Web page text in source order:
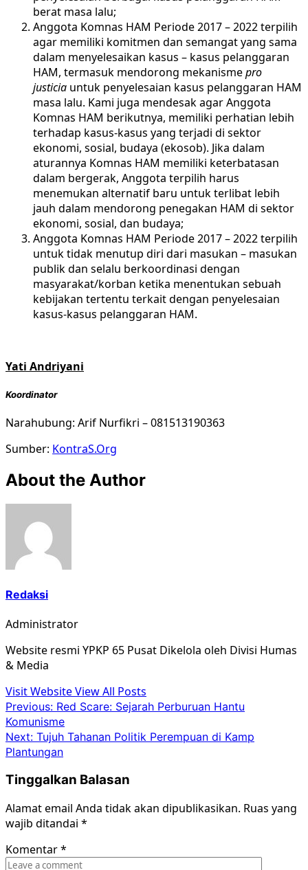
berat masa lalu;
Anggota Komnas HAM Periode 2017 – 2022 terpilih
agar memiliki komitmen dan semangat yang sama
dalam menyelesaikan kasus – kasus pelanggaran
HAM, termasuk mendorong mekanismepro
justicia untuk penyelesaian kasus pelanggaran HAM
masa lalu. Kami juga mendesak agar Anggota
Komnas HAM berikutnya, memiliki perhatian lebih
terhadap kasus-kasus yang terjadi di sektor
ekonomi, sosial, budaya (ekosob). Jika dalam
aturannya Komnas HAM memiliki keterbatasan
dalam bergerak, Anggota terpilih harus
menemukan alternatif baru untuk terlibat lebih
jauh dalam mendorong penegakan HAM di sektor
ekonomi, sosial, dan budaya;
Anggota Komnas HAM Periode 2017 – 2022 terpilih
untuk tidak menutup diri dari masukan – masukan
publik dan selalu berkoordinasi dengan
masyarakat/korban ketika menentukan sebuah
kebijakan tertentu terkait dengan penyelesaian
kasus-kasus pelanggaran HAM.
Yati Andriyani
Koordinator
Narahubung: Arif Nurfikri – 081513190363
Sumber: KontraS.Org
About the Author
Redaksi
Administrator
Website resmi YPKP 65 Pusat Dikelola oleh Divisi Humas
& Media
Visit WebsiteView All Posts
Post
navigation
Previous: Red Scare: Sejarah Perburuan Hantu
Komunisme
Next: Tujuh Tahanan Politik Perempuan di Kamp
Plantungan
Tinggalkan Balasan
Alamat email Anda tidak akan dipublikasikan. Ruas yang
wajib ditandai *
Komentar*